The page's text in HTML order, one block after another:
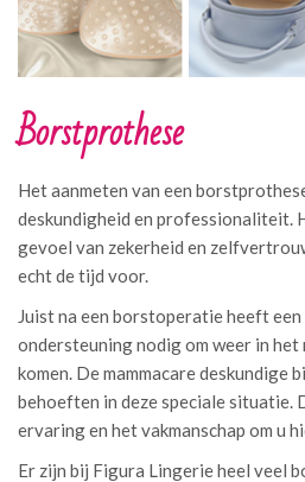
Borstprothese
Het aanmeten van een
deskundigheid en professionaliteit.
gevoel van zekerheid en
echt de tijd voor.
Juist na een borstoperatie heeft
ondersteuning nodig om weer in
komen. De mammacare deskundige
behoeften in deze speciale situatie.
ervaring en het vakmanschap om u
Er zijn bij Figura Lingerie heel veel